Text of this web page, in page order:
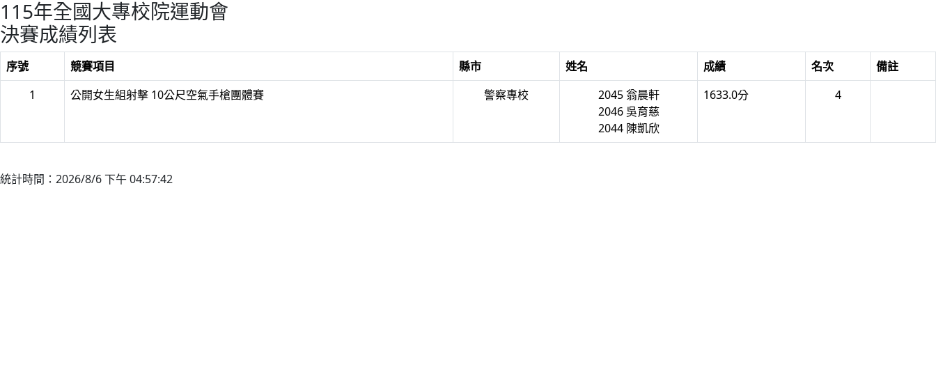
115年全國大專校院運動會
決賽成績列表
序號 競賽項目 縣市 姓名 成績 名次
備註
1
公開女生組射擊 10公尺空氣手槍團體賽 警察專校
2045 翁晨軒
2046 吳育慈
2044 陳凱欣
1633.0分 4
統計時間：2026/8/6 下午 04:57:42